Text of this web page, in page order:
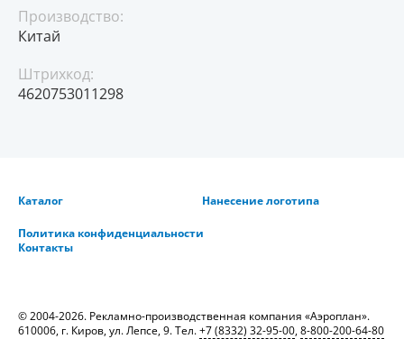
Производство:
Китай
Штрихкод:
4620753011298
Каталог Нанесение логотипа
Политика конфиденциальности
Контакты
© 2004-2026. Рекламно-производственная компания «Аэроплан».
610006, г. Киров, ул. Лепсе, 9. Тел.+7 (8332) 32-95-00,8-800-200-64-80